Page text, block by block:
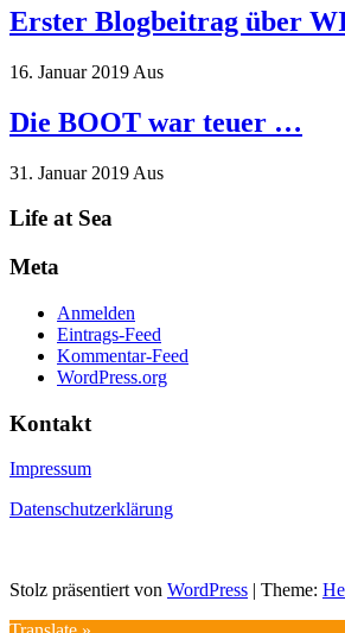
Erster Blogbeitrag über
16. Januar 2019 Aus
Die BOOT war teuer …
31. Januar 2019 Aus
Life at Sea
Meta
Anmelden
Eintrags-Feed
Kommentar-Feed
WordPress.org
Kontakt
Impressum
Datenschutzerklärung
Stolz präsentiert von WordPress | Theme: